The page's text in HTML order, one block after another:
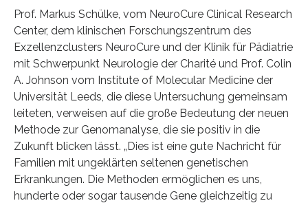
Prof. Markus Schülke, vom NeuroCure Clinical Research
Center, dem klinischen Forschungszentrum des
Exzellenzclusters NeuroCure und der Klinik für Pädiatrie
mit Schwerpunkt Neurologie der Charité und Prof. Colin
A. Johnson vom Institute of Molecular Medicine der
Universität Leeds, die diese Untersuchung gemeinsam
leiteten, verweisen auf die große Bedeutung der neuen
Methode zur Genomanalyse, die sie positiv in die
Zukunft blicken lässt. „Dies ist eine gute Nachricht für
Familien mit ungeklärten seltenen genetischen
Erkrankungen. Die Methoden ermöglichen es uns,
hunderte oder sogar tausende Gene gleichzeitig zu